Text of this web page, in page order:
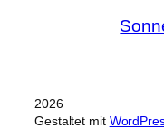
2026
Gestaltet mit